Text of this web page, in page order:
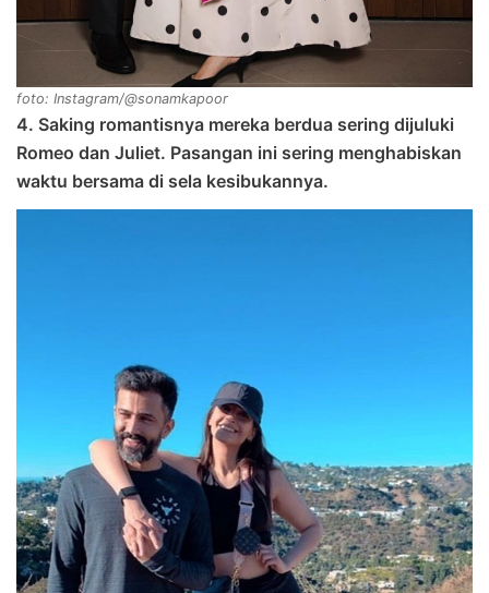
foto: Instagram/@sonamkapoor
4. Saking romantisnya mereka berdua sering dijuluki
Romeo dan Juliet. Pasangan ini sering menghabiskan
waktu bersama di sela kesibukannya.